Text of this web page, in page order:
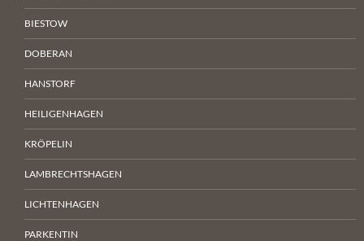
BIESTOW
DOBERAN
HANSTORF
HEILIGENHAGEN
KRÖPELIN
LAMBRECHTSHAGEN
LICHTENHAGEN
PARKENTIN